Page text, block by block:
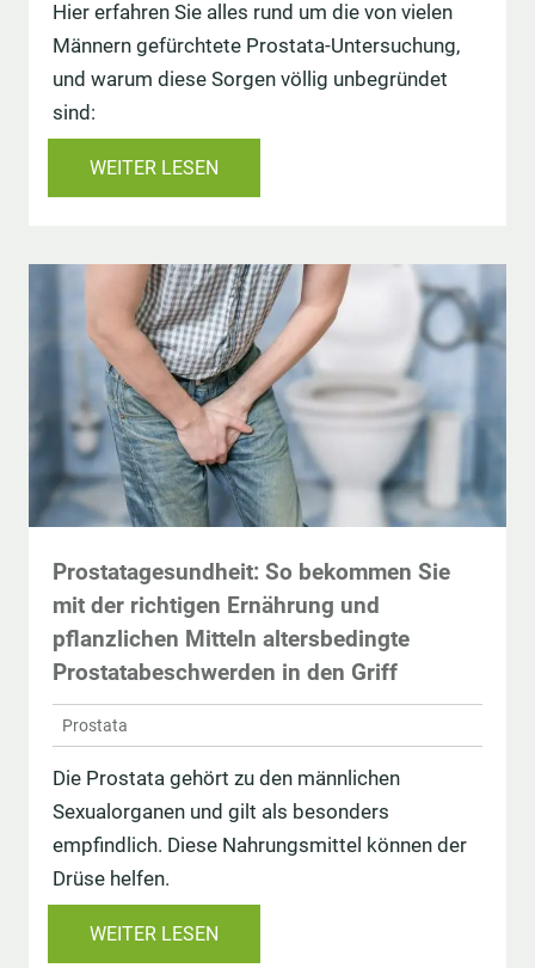
Hier erfahren Sie alles rund um die von vielen
Männern gefürchtete Prostata-Untersuchung,
und warum diese Sorgen völlig unbegründet
sind:
WEITER LESEN
Prostatagesundheit: So bekommen Sie
mit der richtigen Ernährung und
pflanzlichen Mitteln altersbedingte
Prostatabeschwerden in den Griff
Prostata
Die Prostata gehört zu den männlichen
Sexualorganen und gilt als besonders
empfindlich. Diese Nahrungsmittel können der
Drüse helfen.
WEITER LESEN